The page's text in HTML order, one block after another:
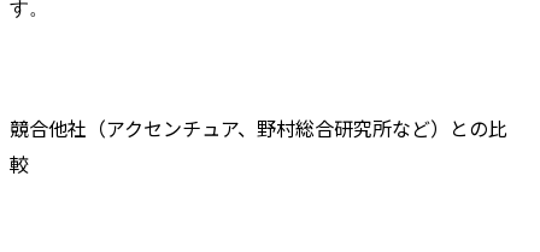
す。
競合他社（アクセンチュア、野村総合研究所など）との比
較